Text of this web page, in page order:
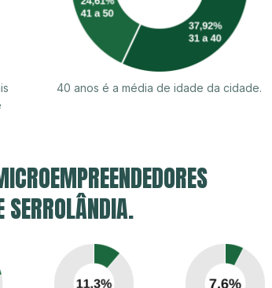
40 anos é a média de idade da cidade.